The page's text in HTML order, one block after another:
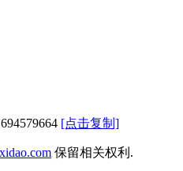
[点击复制]
保留相关权利.